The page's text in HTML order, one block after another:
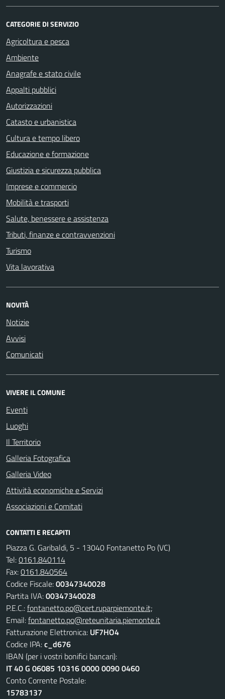
CATEGORIE DI SERVIZIO
Agricoltura e pesca
Ambiente
Anagrafe e stato civile
Appalti pubblici
Autorizzazioni
Catasto e urbanistica
Cultura e tempo libero
Educazione e formazione
Giustizia e sicurezza pubblica
Imprese e commercio
Mobilità e trasporti
Salute, benessere e assistenza
Tributi, finanze e contravvenzioni
Turismo
Vita lavorativa
NOVITÀ
Notizie
Avvisi
Comunicati
VIVERE IL COMUNE
Eventi
Luoghi
Il Territorio
Galleria Fotografica
Galleria Video
Attività economiche e Servizi
Associazioni e Comitati
CONTATTI E RECAPITI
Piazza G. Garibaldi, 5 - 13040 Fontanetto Po (VC)
Tel:0161.840114
Fax:0161.840564
Codice Fiscale:00347340028
Partita IVA:00347340028
P.E.C.:fontanetto.po@cert.ruparpiemonte.it;
Email:fontanetto.po@reteunitaria.piemonte.it
Fatturazione Elettronica: UF7HO4
Codice IPA:c_d676
IBAN (per i vostri bonifici bancari):
IT 40 G 06085 10316 0000 0090 0460
Conto Corrente Postale:
15783137